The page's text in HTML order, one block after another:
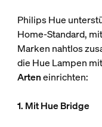
Philips Hue
Home-Standard,
Marken nahtlos
die Hue Lampen
Arteneinrichten:
1. Mit Hue Bridge